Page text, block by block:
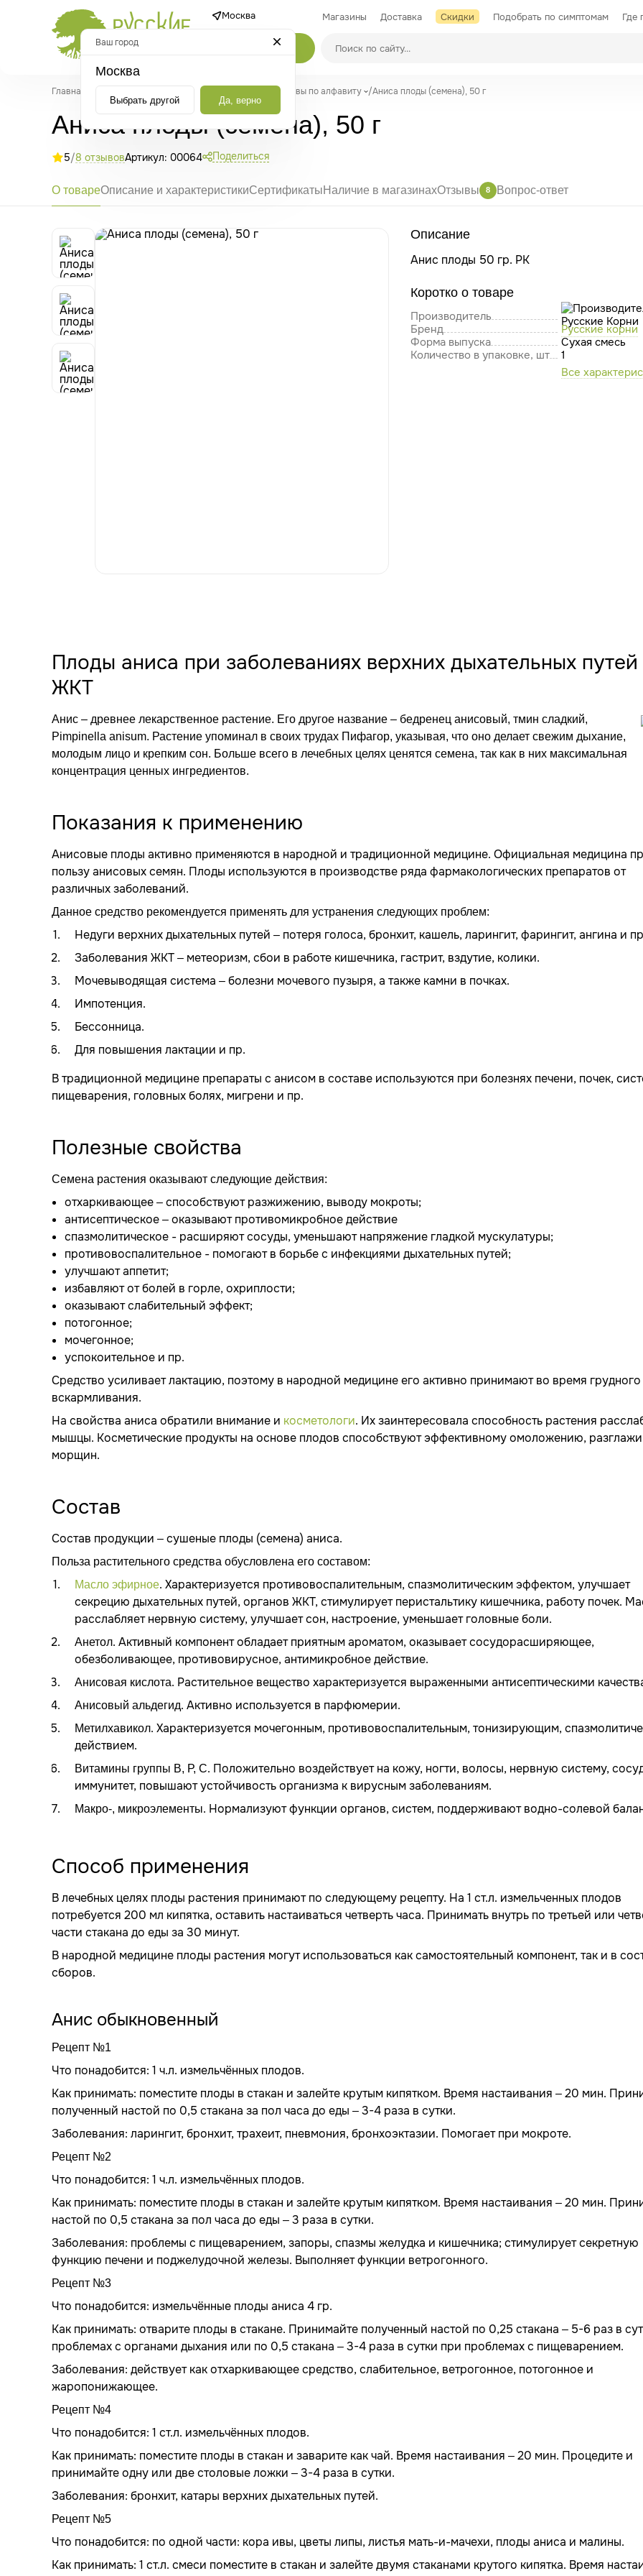
Москва Магазины Доставка Скидки Подобрать по симптомам Где
Производители
Каталог
Главная Травы и растительные средства / Травы по алфавиту /Аниса плоды (семена), 50 г
Аниса плоды (семена), 50 г
5/8 отзывовАртикул: 00064 Поделиться
О товареОписание и характеристикиСертификатыНаличие в магазинахОтзывы 8 Вопрос-ответ
Описание
Анис плоды 50 гр. РК
Коротко о товаре
Производитель
Бренд
Русские корни
Форма выпуска
Сухая смесь
Количество в упаковке, шт
1
Все
Плоды аниса при заболеваниях верхних дыхательных
ЖКТ
Анис – древнее лекарственное растение. Его другое название – бедренец анисовый, тмин сладкий,
Pimpinella anisum. Растение упоминал в своих трудах Пифагор, указывая, что оно делает свежим дыхание,
молодым лицо и крепким сон. Больше всего в лечебных целях ценятся семена, так как в них максимальная
концентрация ценных ингредиентов.
Показания к применению
Анисовые плоды активно применяются в народной и традиционной медицине. Официальная медицина
пользу анисовых семян. Плоды используются в производстве ряда фармакологических препаратов от
различных заболеваний.
Данное средство рекомендуется применять для устранения следующих проблем:
Недуги верхних дыхательных путей – потеря голоса, бронхит, кашель, ларингит, фарингит, ангина и
Заболевания ЖКТ – метеоризм, сбои в работе кишечника, гастрит, вздутие, колики.
Мочевыводящая система – болезни мочевого пузыря, а также камни в почках.
Импотенция.
Бессонница.
Для повышения лактации и пр.
В традиционной медицине препараты с анисом в составе используются при болезнях печени, почек,
пищеварения, головных болях, мигрени и пр.
Полезные свойства
Семена растения оказывают следующие действия:
отхаркивающее – способствуют разжижению, выводу мокроты;
антисептическое – оказывают противомикробное действие
спазмолитическое - расширяют сосуды, уменьшают напряжение гладкой мускулатуры;
противовоспалительное - помогают в борьбе с инфекциями дыхательных путей;
улучшают аппетит;
избавляют от болей в горле, охриплости;
оказывают слабительный эффект;
потогонное;
мочегонное;
успокоительное и пр.
Средство усиливает лактацию, поэтому в народной медицине его активно принимают во время грудного
вскармливания.
На свойства аниса обратили внимание и косметологи. Их заинтересовала способность растения
мышцы. Косметические продукты на основе плодов способствуют эффективному омоложению,
морщин.
Состав
Состав продукции – сушеные плоды (семена) аниса.
Польза растительного средства обусловлена его составом:
Масло эфирное. Характеризуется противовоспалительным, спазмолитическим эффектом, улучшает
секрецию дыхательных путей, органов ЖКТ, стимулирует перистальтику кишечника, работу почек.
расслабляет нервную систему, улучшает сон, настроение, уменьшает головные боли.
Анетол. Активный компонент обладает приятным ароматом, оказывает сосудорасширяющее,
обезболивающее, противовирусное, антимикробное действие.
Анисовая кислота. Растительное вещество характеризуется выраженными антисептическими
Анисовый альдегид. Активно используется в парфюмерии.
Метилхавикол. Характеризуется мочегонным, противовоспалительным, тонизирующим,
действием.
Витамины группы В, Р, С. Положительно воздействует на кожу, ногти, волосы, нервную систему,
иммунитет, повышают устойчивость организма к вирусным заболеваниям.
Макро-, микроэлементы. Нормализуют функции органов, систем, поддерживают водно-солевой
Способ применения
В лечебных целях плоды растения принимают по следующему рецепту. На 1 ст.л. измельченных плодов
потребуется 200 мл кипятка, оставить настаиваться четверть часа. Принимать внутрь по третьей или
части стакана до еды за 30 минут.
В народной медицине плоды растения могут использоваться как самостоятельный компонент, так и в
сборов.
Анис обыкновенный
Рецепт №1
Что понадобится: 1 ч.л. измельчённых плодов.
Как принимать: поместите плоды в стакан и залейте крутым кипятком. Время настаивания – 20 мин.
полученный настой по 0,5 стакана за пол часа до еды – 3-4 раза в сутки.
Заболевания: ларингит, бронхит, трахеит, пневмония, бронхоэктазии. Помогает при мокроте.
Рецепт №2
Что понадобится: 1 ч.л. измельчённых плодов.
Как принимать: поместите плоды в стакан и залейте крутым кипятком. Время настаивания – 20 мин.
настой по 0,5 стакана за пол часа до еды – 3 раза в сутки.
Заболевания: проблемы с пищеварением, запоры, спазмы желудка и кишечника; стимулирует секретную
функцию печени и поджелудочной железы. Выполняет функции ветрогонного.
Рецепт №3
Что понадобится: измельчённые плоды аниса 4 гр.
Как принимать: отварите плоды в стакане. Принимайте полученный настой по 0,25 стакана – 5-6 раз в
проблемах с органами дыхания или по 0,5 стакана – 3-4 раза в сутки при проблемах с пищеварением.
Заболевания: действует как отхаркивающее средство, слабительное, ветрогонное, потогонное и
жаропонижающее.
Рецепт №4
Что понадобится: 1 ст.л. измельчённых плодов.
Как принимать: поместите плоды в стакан и заварите как чай. Время настаивания – 20 мин. Процедите и
принимайте одну или две столовые ложки – 3-4 раза в сутки.
Заболевания: бронхит, катары верхних дыхательных путей.
Рецепт №5
Что понадобится: по одной части: кора ивы, цветы липы, листья мать-и-мачехи, плоды аниса и малины.
Как принимать: 1 ст.л. смеси поместите в стакан и залейте двумя стаканами крутого кипятка. Время
Ваш город
Москва
Выбрать другой Да, верно